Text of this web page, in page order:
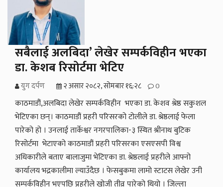
सबैलाई अलबिदा’ लेखेर सम्पर्कविहीन भएका
डा. केशब रिसोर्टमा भेटिए
युग दर्पण २ असार २०८२, सोमबार १६:२८ 0
काठमाडौं,अलबिदा लेखेर सम्पर्कविहीन भएका डा. केशव श्रेष्ठ सकुशल
भेटिएका छन्। काठमाडौं प्रहरी परिसरको टोलीले डा. श्रेष्ठलाई फेला
पारेको हो । उनलाई तार्केश्वर नगरपालिका-३ स्थित श्रीनाथ बुटिक
रिसोर्टमा भेटाएको काठमाडौं प्रहरी परिसरका एसएसपी विश्व
अधिकारीले बताए बालाजुमा भेटिएका डा. श्रेष्ठलाई प्रहरीले आफ्नो
कार्यालय भद्रकालीमा ल्याउँदैछ । फेसबुकमा लामो स्टाटस लेखेर उनी
सम्पर्कविहीन भएपछि प्रहरीले खोजी तीव्र पारेको थियो । जिल्ला